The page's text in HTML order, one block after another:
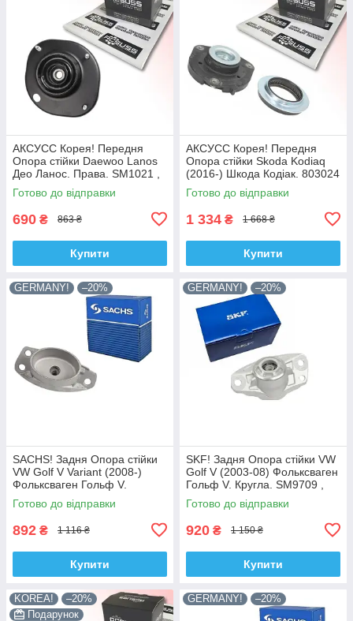
АКСУСС Корея! Передня
Опора стійки Daewoo Lanos
Део Ланос. Права. SM1021 ,
KB690.08
Готово до відправки
690 ₴ 863 ₴
Купити
АКСУСС Корея! Передня
Опора стійки Skoda Kodiaq
(2016-) Шкода Кодіак. 803024
, KB657.27 , VKDA35167
Готово до відправки
1 334 ₴ 1 668 ₴
Купити
GERMANY! –20%
SACHS! Задня Опора стійки
VW Golf V Variant (2008-)
Фольксваген Гольф V.
Овальна. SM9708 , 802339 ,
KB957.08 , VKDA40125
Готово до відправки
892 ₴ 1 116 ₴
Купити
GERMANY! –20%
SKF! Задня Опора стійки VW
Golf V (2003-08) Фольксваген
Гольф V. Кругла. SM9709 ,
802382 , KB957.09 ,
VKDA40127
Готово до відправки
920 ₴ 1 150 ₴
Купити
KOREA!
–20%
Подарунок
GERMANY! –20%